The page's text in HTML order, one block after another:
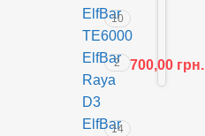
ElfBar
TE6000
10
ElfBar
Raya
D3
2
ElfBar
14
B
700,00 грн.